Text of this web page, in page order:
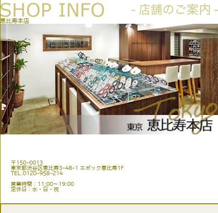
恵比寿本店
〒150-0013
東京都渋谷区恵比寿3-48-1 エポック恵比寿1F
TEL:0120-958-214
営業時間：11:00〜19:00
定休日：水・日・祝